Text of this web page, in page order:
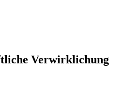
Verwirklichung